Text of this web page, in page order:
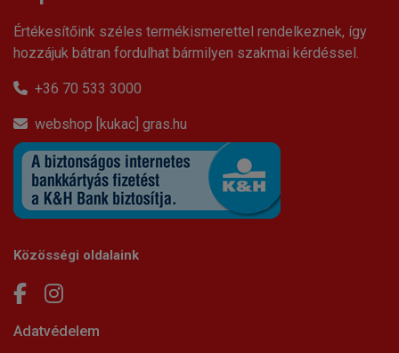
Értékesítőink széles termékismerettel rendelkeznek, így
hozzájuk bátran fordulhat bármilyen szakmai kérdéssel.
+36 70 533 3000
webshop [kukac] gras.hu
Közösségi oldalaink
Adatvédelem